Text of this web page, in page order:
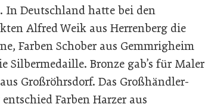
In Deutschland hatte bei den
Alfred Weik aus Herrenberg die
Farben Schober aus Gemmrigheim
Silbermedaille. Bronze gab’s für Maler
Großröhrsdorf. Das Großhändler-
Farben Harzer aus